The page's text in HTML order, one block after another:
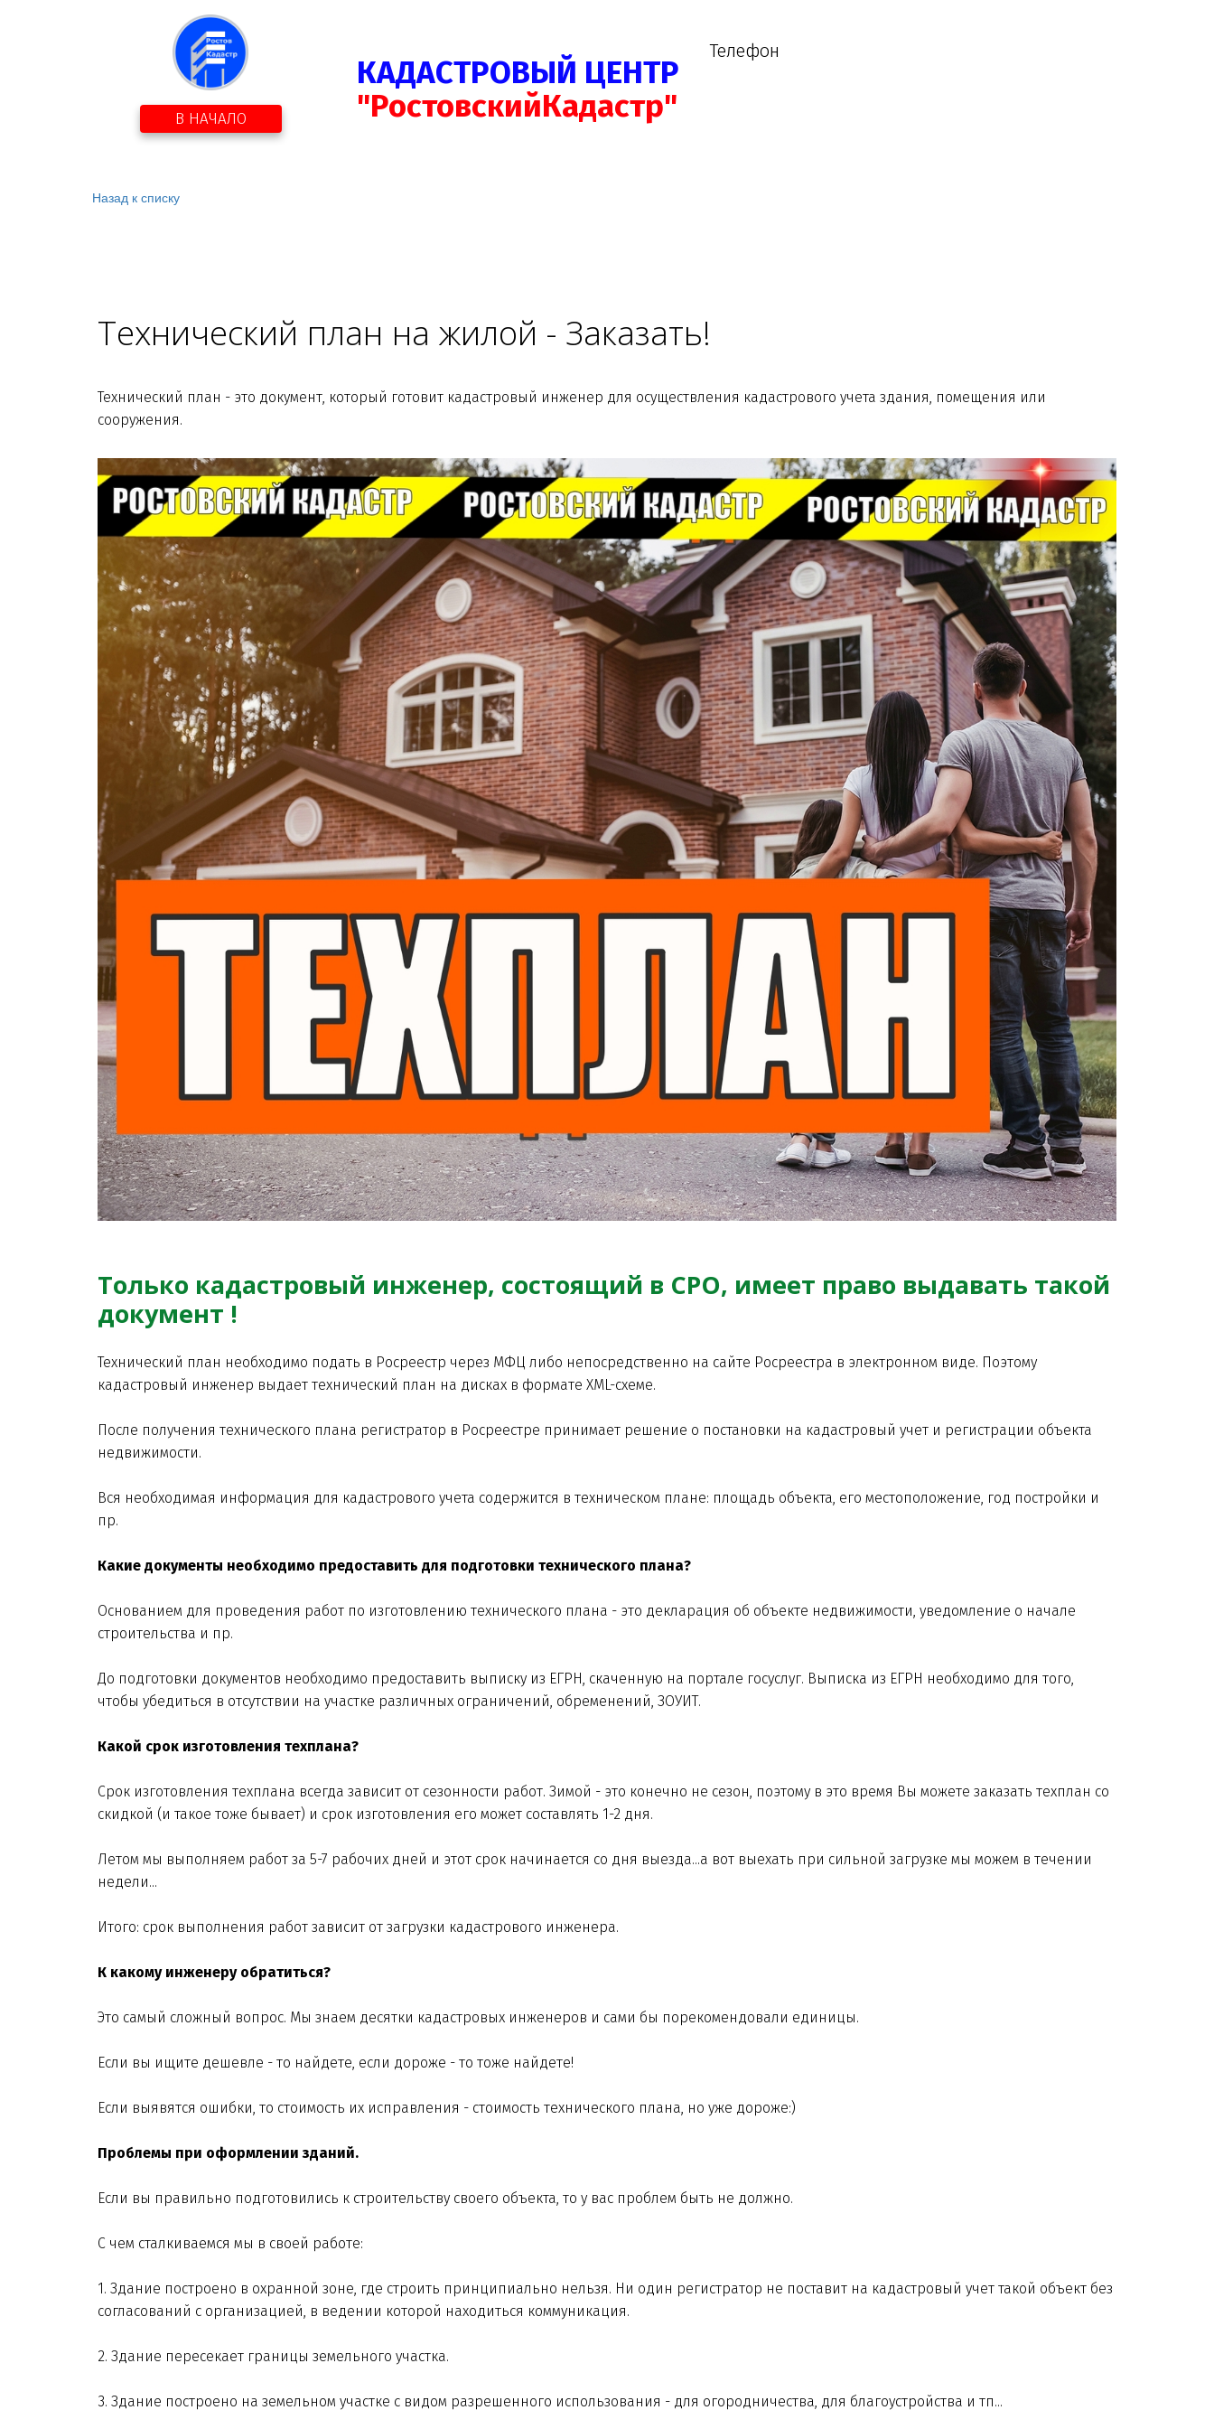
В НАЧАЛО
КАДАСТРОВЫЙ ЦЕНТР
"РостовскийКадастр"
Телефон
Назад к списку
Технический план на жилой - Заказать!
Технический план - это документ, который готовит кадастровый инженер для осуществления кадастрового учета здания, помещения или
сооружения.
Только кадастровый инженер, состоящий в СРО, имеет право выдавать такой
документ !
Технический план необходимо подать в Росреестр через МФЦ либо непосредственно на сайте Росреестра в электронном виде. Поэтому
кадастровый инженер выдает технический план на дисках в формате XML-схеме.
После получения технического плана регистратор в Росреестре принимает решение о постановки на кадастровый учет и регистрации объекта
недвижимости.
Вся необходимая информация для кадастрового учета содержится в техническом плане: площадь объекта, его местоположение, год постройки и
пр.
Какие документы необходимо предоставить для подготовки технического плана?
Основанием для проведения работ по изготовлению технического плана - это декларация об объекте недвижимости, уведомление о начале
строительства и пр.
До подготовки документов необходимо предоставить выписку из ЕГРН, скаченную на портале госуслуг. Выписка из ЕГРН необходимо для того,
чтобы убедиться в отсутствии на участке различных ограничений, обременений, ЗОУИТ.
Какой срок изготовления техплана?
Срок изготовления техплана всегда зависит от сезонности работ. Зимой - это конечно не сезон, поэтому в это время Вы можете заказать техплан со
скидкой (и такое тоже бывает) и срок изготовления его может составлять 1-2 дня.
Летом мы выполняем работ за 5-7 рабочих дней и этот срок начинается со дня выезда...а вот выехать при сильной загрузке мы можем в течении
недели...
Итого: срок выполнения работ зависит от загрузки кадастрового инженера.
К какому инженеру обратиться?
Это самый сложный вопрос. Мы знаем десятки кадастровых инженеров и сами бы порекомендовали единицы.
Если вы ищите дешевле - то найдете, если дороже - то тоже найдете!
Если выявятся ошибки, то стоимость их исправления - стоимость технического плана, но уже дороже:)
Проблемы при оформлении зданий.
Если вы правильно подготовились к строительству своего объекта, то у вас проблем быть не должно.
С чем сталкиваемся мы в своей работе:
1. Здание построено в охранной зоне, где строить принципиально нельзя. Ни один регистратор не поставит на кадастровый учет такой объект без
согласований с организацией, в ведении которой находиться коммуникация.
2. Здание пересекает границы земельного участка.
3. Здание построено на земельном участке с видом разрешенного использования - для огородничества, для благоустройства и тп...